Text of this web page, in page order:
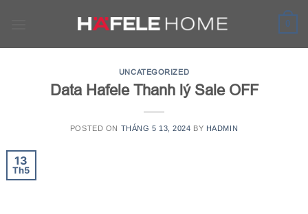
0
UNCATEGORIZED
Data Hafele Thanh lý Sale OFF
POSTED ON THÁNG 5 13, 2024 BY HADMIN
13
Th5